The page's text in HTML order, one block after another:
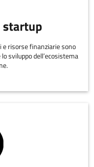
startup
e risorse finanziarie sono
sviluppo dell’ecosistema